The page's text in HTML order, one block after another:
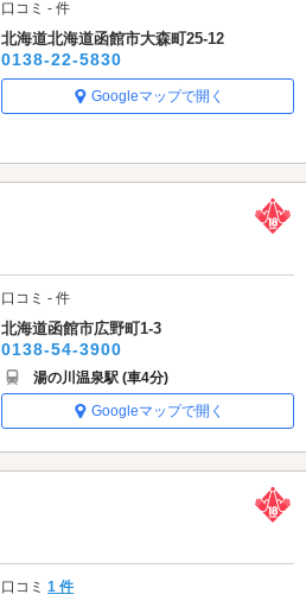
口コミ - 件
北海道北海道函館市大森町25-12
0138-22-5830
Googleマップで開く
口コミ - 件
北海道函館市広野町1-3
0138-54-3900
湯の川温泉駅 (車4分)
Googleマップで開く
口コミ1 件